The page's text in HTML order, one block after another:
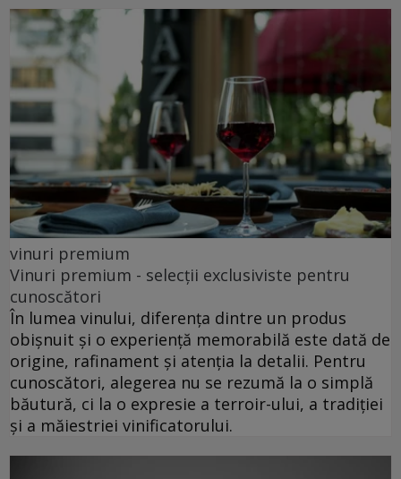
vinuri premium
Vinuri premium - selecții exclusiviste pentru
cunoscători
În lumea vinului, diferența dintre un produs
obișnuit și o experiență memorabilă este dată de
origine, rafinament și atenția la detalii. Pentru
cunoscători, alegerea nu se rezumă la o simplă
băutură, ci la o expresie a terroir-ului, a tradiției
și a măiestriei vinificatorului.